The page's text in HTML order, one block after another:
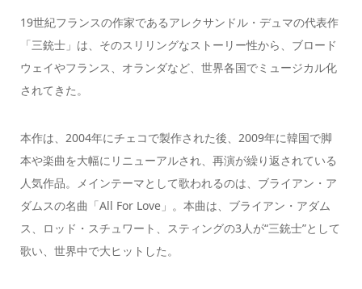
19世紀フランスの作家であるアレクサンドル・デュマの代表作
「三銃士」は、そのスリリングなストーリー性から、ブロード
ウェイやフランス、オランダなど、世界各国でミュージカル化
されてきた。
本作は、2004年にチェコで製作された後、2009年に韓国で脚
本や楽曲を大幅にリニューアルされ、再演が繰り返されている
人気作品。メインテーマとして歌われるのは、ブライアン・ア
ダムスの名曲「All For Love」。本曲は、ブライアン・アダム
ス、ロッド・スチュワート、スティングの3人が“三銃士”として
歌い、世界中で大ヒットした。